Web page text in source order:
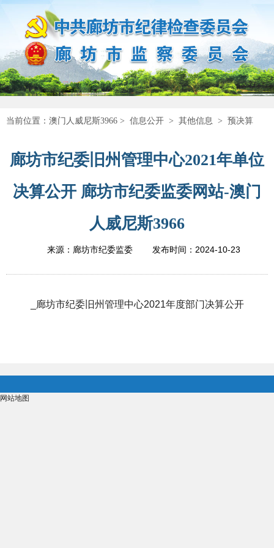
当前位置： 澳门人威尼斯3966 > 信息公开 > 其他信息 > 预决算
廊坊市纪委旧州管理中心2021年单位
决算公开 廊坊市纪委监委网站-澳门
人威尼斯3966
来源：廊坊市纪委监委 发布时间： 2024-10-23
_廊坊市纪委旧州管理中心2021年度部门决算公开
网站地图